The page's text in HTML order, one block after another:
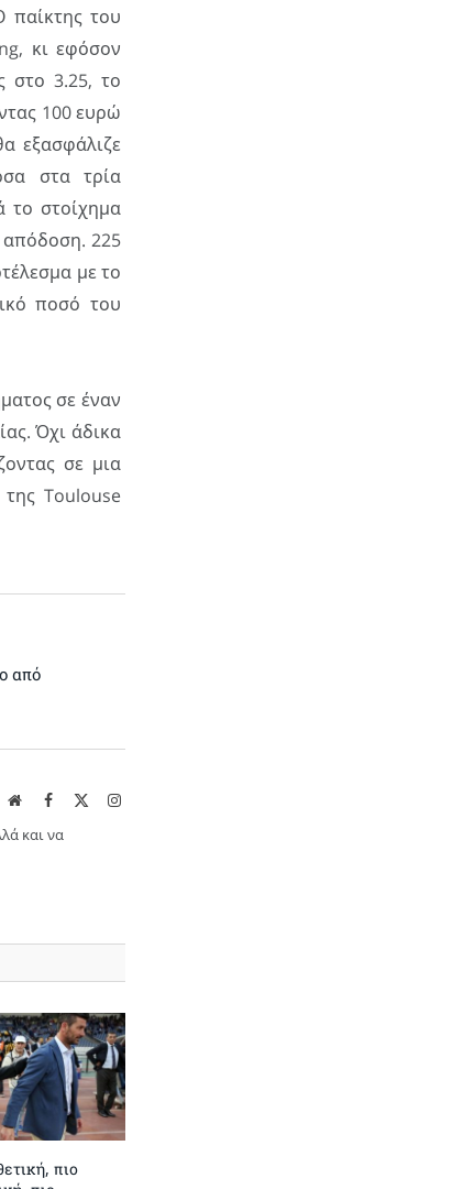
του
κι εφόσον
στο 3.25, το
100 ευρώ
εξασφάλιζε
στα τρία
το στοίχημα
απόδοση. 225
με το
ποσό του
σε έναν
Όχι άδικα
σε μια
Toulouse
από
WebsiteFacebook
X
Instagram
και να
πιο